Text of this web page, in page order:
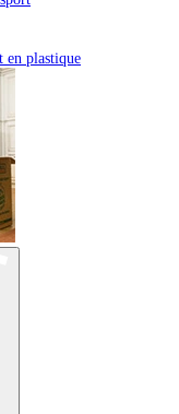
en plastique